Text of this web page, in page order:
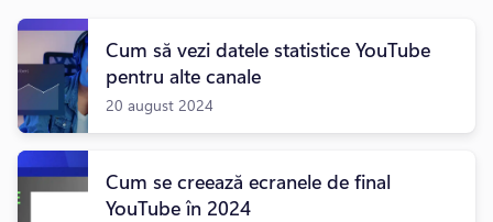
Conectați-vă
Încercați gratuit
Cum să vezi datele statistice YouTube
pentru alte canale
20 august 2024
Cum se creează ecranele de final
YouTube în 2024